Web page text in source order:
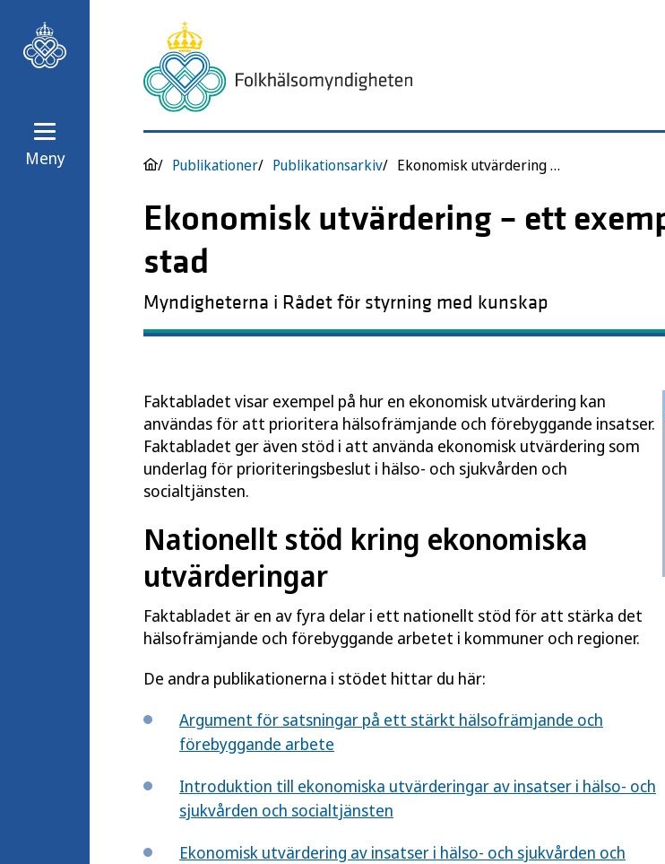
Meny Publikationer Publikationsarkiv Ekonomisk utvärdering – ett exempel från Göteborgs stad
Ekonomisk utvärdering – ett
stad
Myndigheterna i Rådet för styrning med kunskap
Faktabladet visar exempel på hur en ekonomisk utvärdering kan
användas för att prioritera hälsofrämjande och förebyggande insatser.
Faktabladet ger även stöd i att använda ekonomisk utvärdering som
underlag för prioriteringsbeslut i hälso- och sjukvården och
socialtjänsten.
Nationellt stöd kring ekonomiska
utvärderingar
Faktabladet är en av fyra delar i ett nationellt stöd för att stärka det
hälsofrämjande och förebyggande arbetet i kommuner och regioner.
De andra publikationerna i stödet hittar du här:
Argument för satsningar på ett stärkt hälsofrämjande och
förebyggande arbete
Introduktion till ekonomiska utvärderingar av insatser i hälso- och
sjukvården och socialtjänsten
Ekonomisk utvärdering av insatser i hälso- och sjukvården och